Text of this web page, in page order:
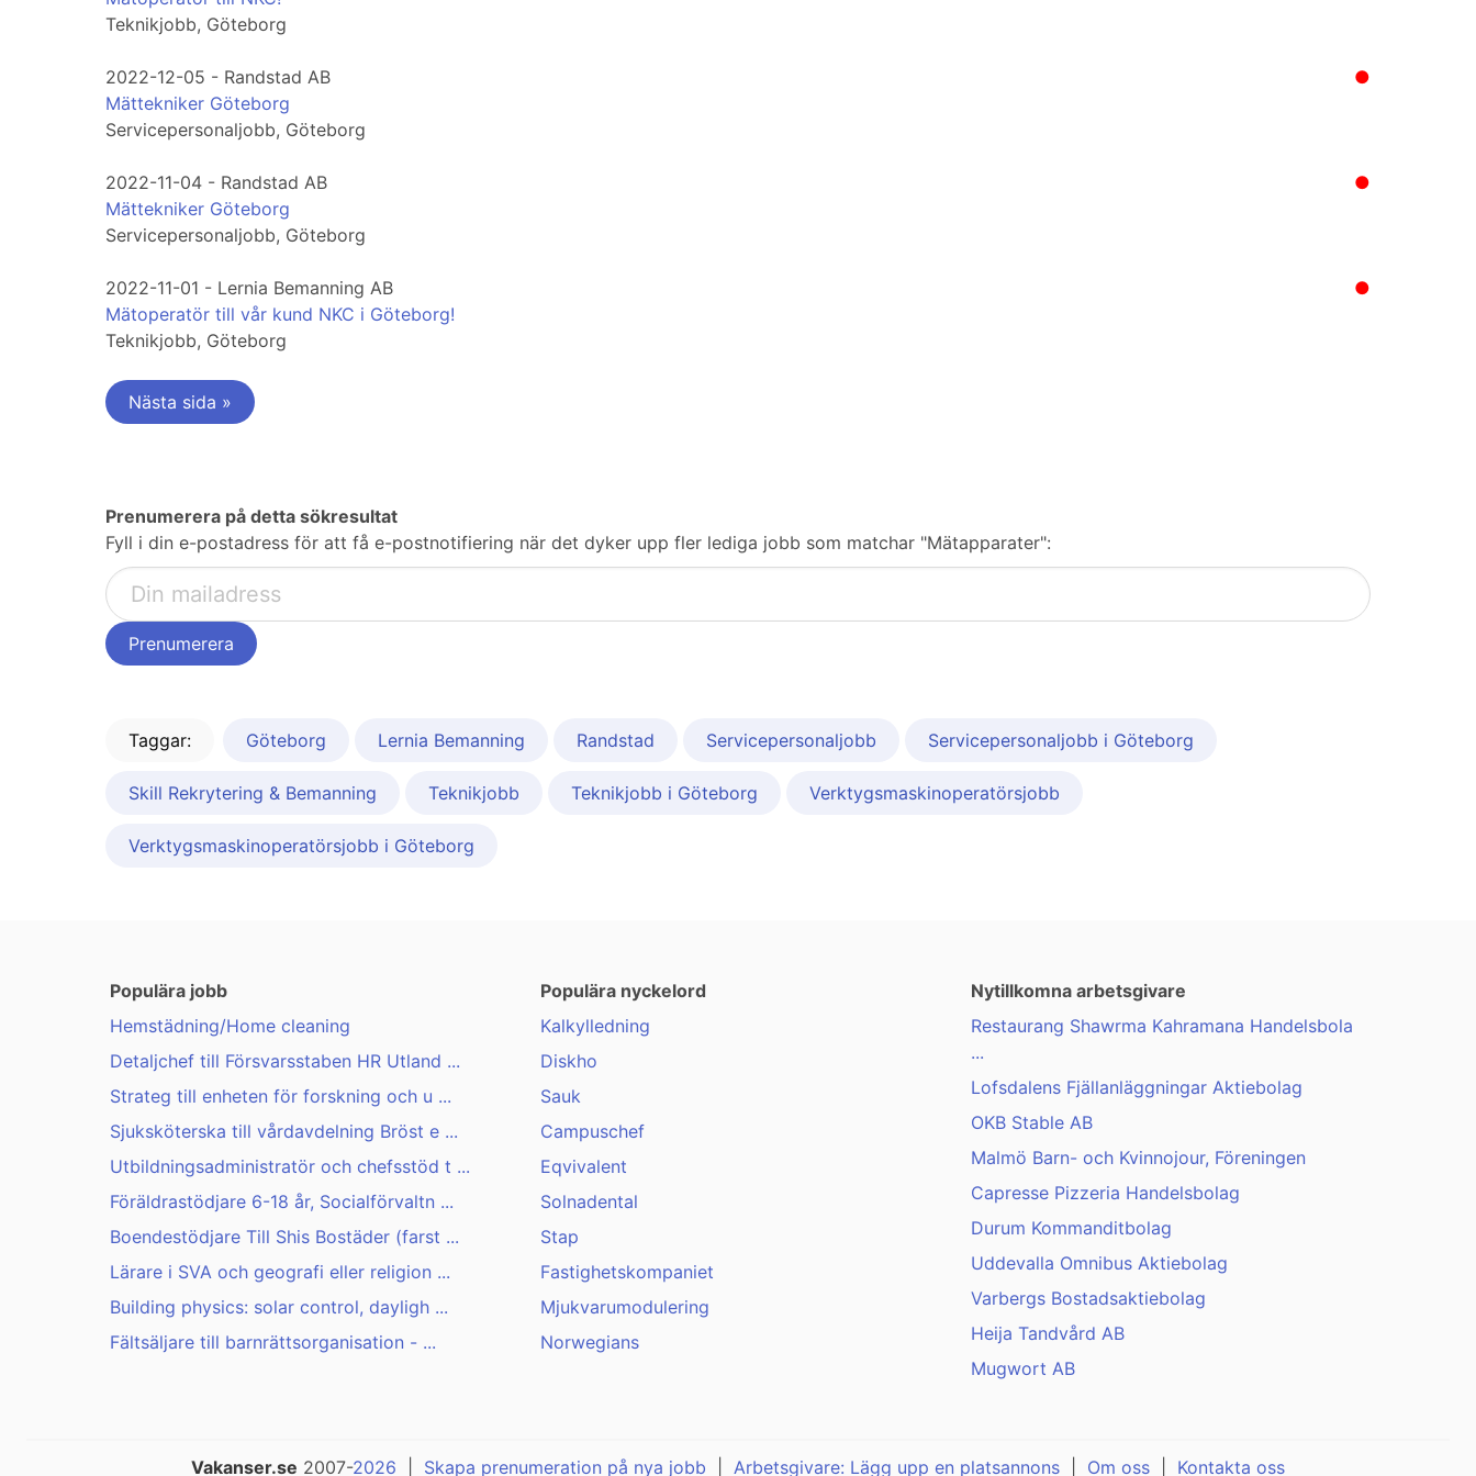
Teknikjobb, Göteborg
●
2022-12-05 - Randstad AB
Mättekniker Göteborg
Servicepersonaljobb, Göteborg
●
2022-11-04 - Randstad AB
Mättekniker Göteborg
Servicepersonaljobb, Göteborg
●
2022-11-01 - Lernia Bemanning AB
Mätoperatör till vår kund NKC i Göteborg!
Teknikjobb, Göteborg
Nästa sida »
Prenumerera på detta sökresultat
Fyll i din e-postadress för att få e-postnotifiering när det dyker upp fler lediga jobb som matchar "Mätapparater":
Taggar: Göteborg Lernia Bemanning Randstad Servicepersonaljobb Servicepersonaljobb i Göteborg
Skill Rekrytering & Bemanning Teknikjobb Teknikjobb i Göteborg Verktygsmaskinoperatörsjobb
Verktygsmaskinoperatörsjobb i Göteborg
Populära jobb
Hemstädning/Home cleaning
Detaljchef till Försvarsstaben HR Utland ...
Strateg till enheten för forskning och u ...
Sjuksköterska till vårdavdelning Bröst e ...
Utbildningsadministratör och chefsstöd t ...
Föräldrastödjare 6-18 år, Socialförvaltn ...
Boendestödjare Till Shis Bostäder (farst ...
Lärare i SVA och geografi eller religion ...
Building physics: solar control, dayligh ...
Fältsäljare till barnrättsorganisation - ...
Populära nyckelord
Kalkylledning
Diskho
Sauk
Campuschef
Eqvivalent
Solnadental
Stap
Fastighetskompaniet
Mjukvarumodulering
Norwegians
Nytillkomna arbetsgivare
Restaurang Shawrma Kahramana Handelsbola
...
Lofsdalens Fjällanläggningar Aktiebolag
OKB Stable AB
Malmö Barn- och Kvinnojour, Föreningen
Capresse Pizzeria Handelsbolag
Durum Kommanditbolag
Uddevalla Omnibus Aktiebolag
Varbergs Bostadsaktiebolag
Heija Tandvård AB
Mugwort AB
Vakanser.se 2007-2026 Skapa prenumeration på nya jobb Arbetsgivare: Lägg upp en platsannons Om oss Kontakta oss